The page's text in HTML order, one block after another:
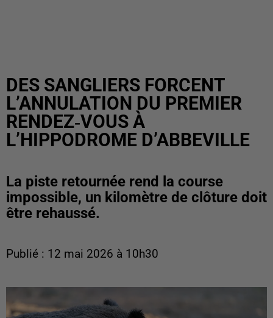
DES SANGLIERS FORCENT
L’ANNULATION DU PREMIER
RENDEZ‑VOUS À
L’HIPPODROME D’ABBEVILLE
La piste retournée rend la course
impossible, un kilomètre de clôture doit
être rehaussé.
Publié : 12 mai 2026 à 10h30